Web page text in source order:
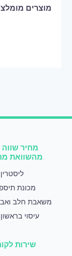
מוצרים
מחיר שווה
מהשוואת
ליסטרין
מכונת
משאבת חלב
עיסוי בראשון
שירות